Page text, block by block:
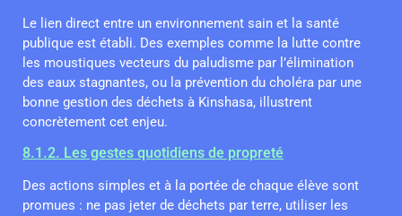
Le lien direct entre un environnement sain et la santé
publique est établi. Des exemples comme la lutte contre
les moustiques vecteurs du paludisme par l’élimination
des eaux stagnantes, ou la prévention du choléra par une
bonne gestion des déchets à Kinshasa, illustrent
concrètement cet enjeu.
8.1.2. Les gestes quotidiens de propreté
Des actions simples et à la portée de chaque élève sont
promues : ne pas jeter de déchets par terre, utiliser les